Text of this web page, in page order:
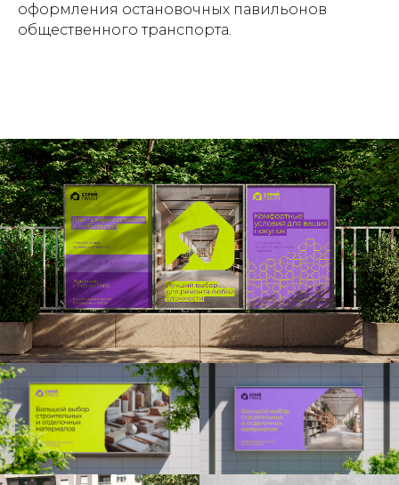
оформления остановочных павильонов
общественного транспорта.